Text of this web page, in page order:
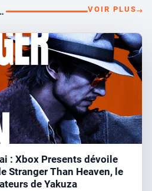
VOIR PLUS
: Xbox Presents dévoile
Stranger Than Heaven, le
de Yakuza